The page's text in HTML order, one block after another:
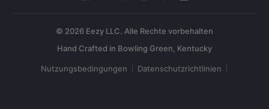
© 2026 Eezy LLC. Alle Rechte vorbehalten
Nutzungsbedingungen Datenschutzrichtlinien